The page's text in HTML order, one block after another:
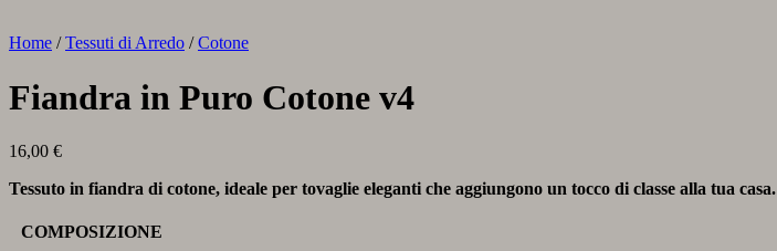
Home / Tessuti di Arredo / Cotone
Fiandra in Puro Cotone v4
16,00 €
Tessuto in fiandra di cotone, ideale per tovaglie eleganti che aggiungono un tocco di classe alla tua casa.
COMPOSIZIONE